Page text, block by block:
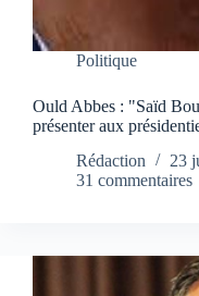
Politique
Ould Abbes : "Saïd
présenter aux
Rédaction
23
31 commentaires